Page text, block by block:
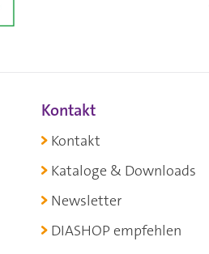
Kontakt
Kontakt
Kataloge & Downloads
Newsletter
DIASHOP empfehlen